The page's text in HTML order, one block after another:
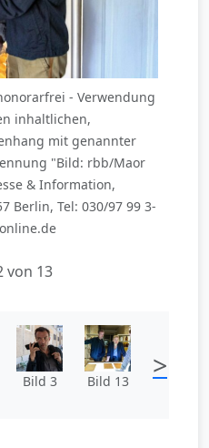
- Verwendung
inhaltlichen,
mit genannter
"Bild: rbb/Maor
& Information,
Berlin, Tel: 030/97 99 3-
von 13
Bild 3 Bild 13 >